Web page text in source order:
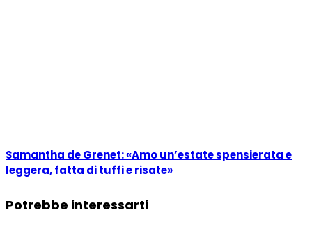
Samantha de Grenet: «Amo un’estate spensierata e
leggera, fatta di tuffi e risate»
Potrebbe interessarti